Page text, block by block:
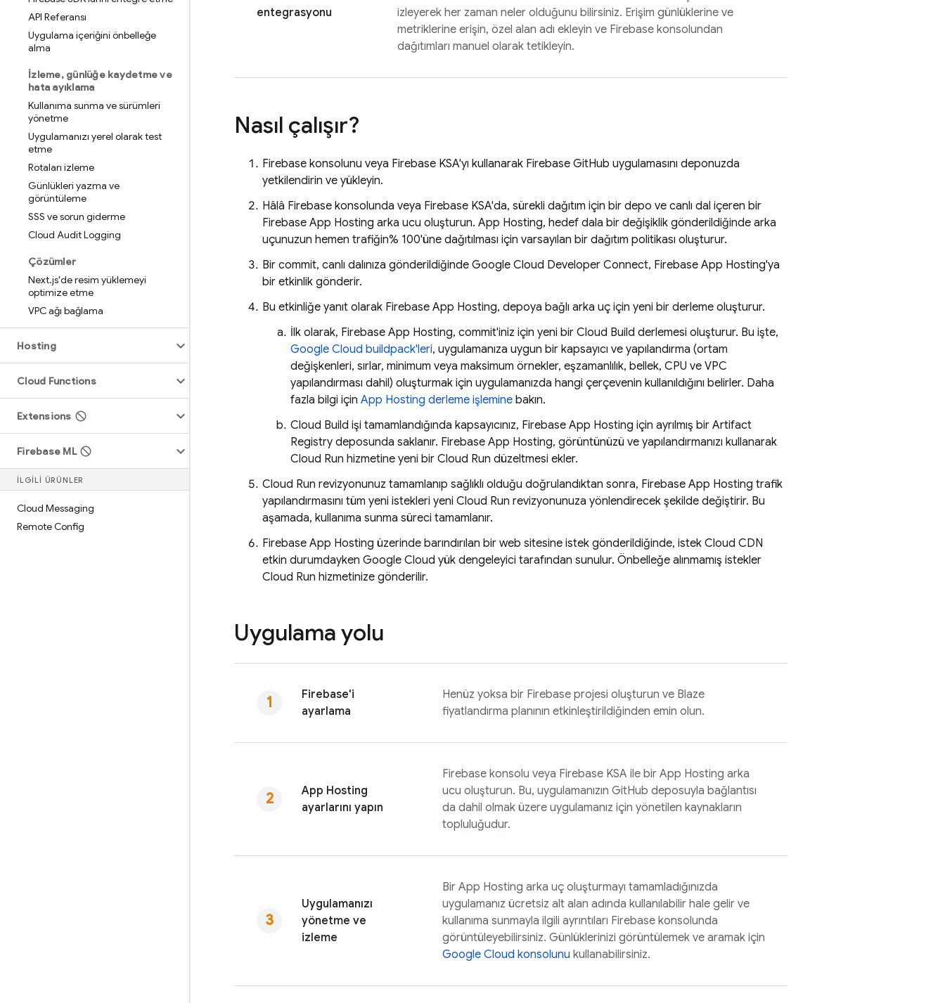
API Referansı
Uygulama içeriğini önbelleğe
alma
İzleme,günlüğe kaydetme ve
hata ayıklama
Kullanıma sunma ve sürümleri
yönetme
Uygulamanızı yerel olarak test
etme
Rotaları izleme
Günlükleri yazma ve
görüntüleme
SSS ve sorun giderme
Cloud Audit Logging
Çözümler
Next.js'de resim yüklemeyi
optimize etme
VPC ağı bağlama
Hosting
Cloud Functions
Extensions
Firebase ML
İLGİLİ ÜRÜNLER
Cloud Messaging
Remote Config
entegrasyonu
izleyerek her zaman neler olduğunu bilirsiniz. Erişim günlüklerine ve
metriklerine erişin, özel alan adı ekleyin ve Firebase konsolundan
dağıtımları manuel olarak tetikleyin.
Nasıl çalışır?
Firebase konsolunu veya Firebase KSA'yı kullanarak Firebase GitHub uygulamasını deponuzda
yetkilendirin ve yükleyin.
Hâlâ Firebase konsolunda veya Firebase KSA'da, sürekli dağıtım için bir depo ve canlı dal içeren bir
Firebase App Hosting arka ucu oluşturun. App Hosting, hedef dala bir değişiklik gönderildiğinde arka
uçunuzun hemen trafiğin% 100'üne dağıtılması için varsayılan bir dağıtım politikası oluşturur.
Bir commit, canlı dalınıza gönderildiğinde Google Cloud Developer Connect, Firebase App Hosting'ya
bir etkinlik gönderir.
Bu etkinliğe yanıt olarak Firebase App Hosting, depoya bağlı arka uç için yeni bir derleme oluşturur.
İlk olarak, Firebase App Hosting, commit'iniz için yeni bir Cloud Build derlemesi oluşturur. Bu işte,
Google Cloud buildpack'leri, uygulamanıza uygun bir kapsayıcı ve yapılandırma (ortam
değişkenleri, sırlar, minimum veya maksimum örnekler, eşzamanlılık, bellek, CPU ve VPC
yapılandırması dahil) oluşturmak için uygulamanızda hangi çerçevenin kullanıldığını belirler. Daha
fazla bilgi için App Hosting derleme işlemine bakın.
Cloud Build işi tamamlandığında kapsayıcınız, Firebase App Hosting için ayrılmış bir Artifact
Registry deposunda saklanır. Firebase App Hosting, görüntünüzü ve yapılandırmanızı kullanarak
Cloud Run hizmetine yeni bir Cloud Run düzeltmesi ekler.
Cloud Run revizyonunuz tamamlanıp sağlıklı olduğu doğrulandıktan sonra, Firebase App Hosting trafik
yapılandırmasını tüm yeni istekleri yeni Cloud Run revizyonunuza yönlendirecek şekilde değiştirir. Bu
aşamada, kullanıma sunma süreci tamamlanır.
Firebase App Hosting üzerinde barındırılan bir web sitesine istek gönderildiğinde, istek Cloud CDN
etkin durumdayken Google Cloud yük dengeleyici tarafından sunulur. Önbelleğe alınmamış istekler
Cloud Run hizmetinize gönderilir.
Uygulama yolu
Firebase'i
ayarlama
Henüz yoksa bir Firebase projesi oluşturun ve Blaze
fiyatlandırma planının etkinleştirildiğinden emin olun.
App Hosting
ayarlarını yapın
Firebase konsolu veya Firebase KSA ile bir App Hosting arka
ucu oluşturun. Bu, uygulamanızın GitHub deposuyla bağlantısı
da dahil olmak üzere uygulamanız için yönetilen kaynakların
topluluğudur.
Uygulamanızı
yönetme ve
izleme
Bir App Hosting arka uç oluşturmayı tamamladığınızda
uygulamanız ücretsiz alt alan adında kullanılabilir hale gelir ve
kullanıma sunmayla ilgili ayrıntıları Firebase konsolunda
görüntüleyebilirsiniz. Günlüklerinizi görüntülemek ve aramak için
Google Cloud konsolunu kullanabilirsiniz.